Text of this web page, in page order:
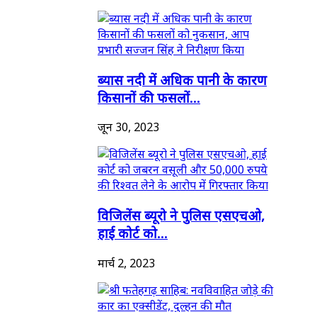
ब्यास नदी में अधिक पानी के कारण
किसानों की फसलों...
जून 30, 2023
विजिलेंस ब्यूरो ने पुलिस एसएचओ,
हाई कोर्ट को...
मार्च 2, 2023